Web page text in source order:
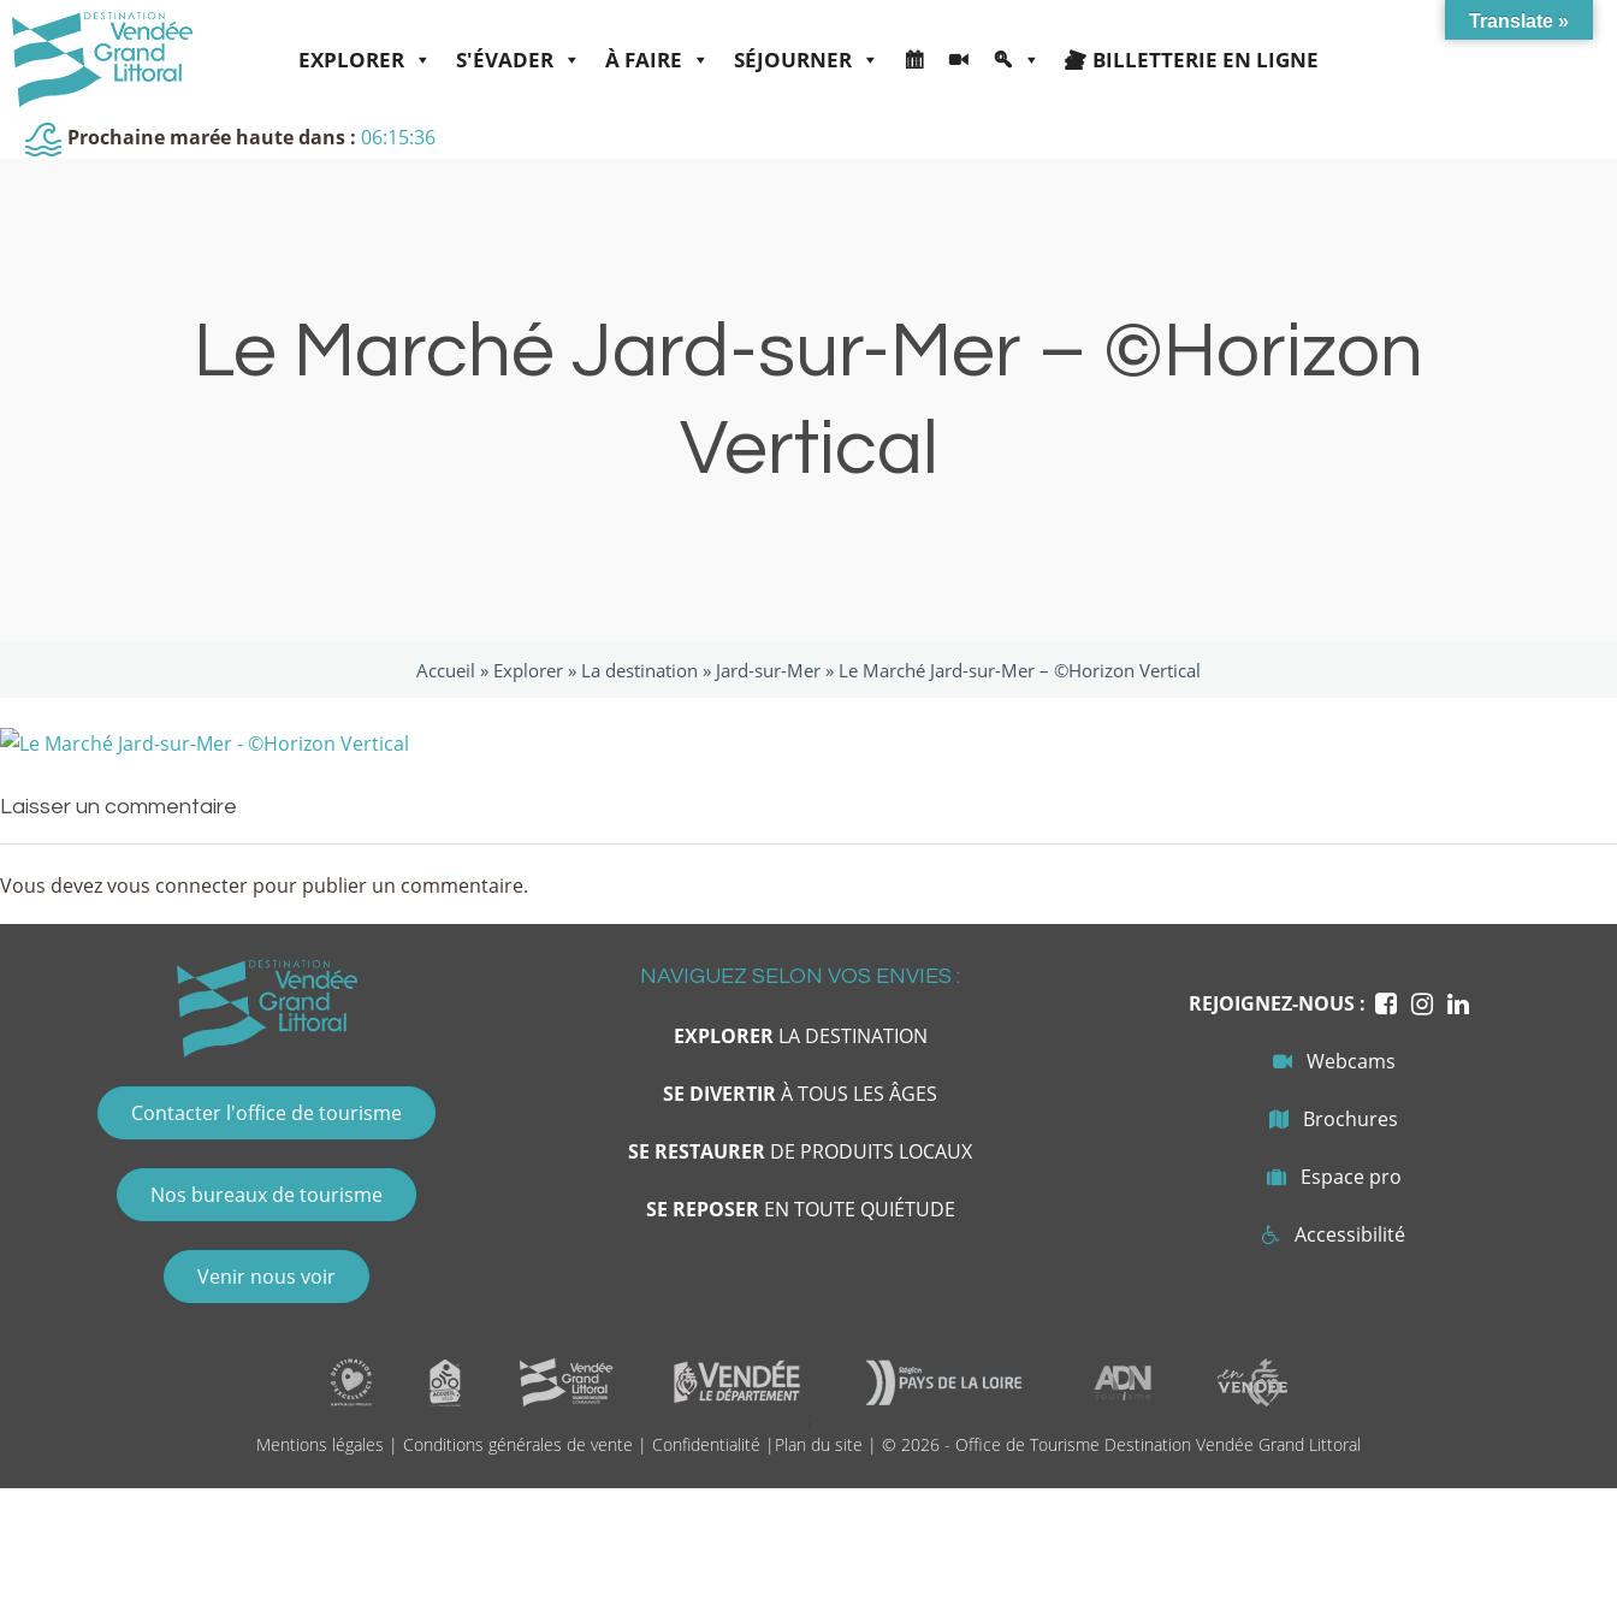
EXPLORER S'ÉVADER À FAIRE SÉJOURNER BILLETTERIE EN LIGNE
Prochaine marée haute dans : 06:15:36
Le Marché Jard-sur-Mer – ©Horizon
Vertical
Accueil » Explorer » La destination » Jard-sur-Mer » Le Marché Jard-sur-Mer – ©Horizon Vertical
Laisser un commentaire
Vous devezvous connecter pour publier un commentaire.
Contacter l'office de tourisme
Nos bureaux de tourisme
Venir nous voir
NAVIGUEZ SELON VOS ENVIES :
EXPLORERLA DESTINATION
SE DIVERTIRÀ TOUS LES ÂGES
SE RESTAURER DE PRODUITS LOCAUX
SE REPOSEREN TOUTE QUIÉTUDE
REJOIGNEZ-NOUS :
Webcams
Brochures
Espace pro
Accessibilité
Mentions légales | Conditions générales de vente | Confidentialité | Plan du site | © 2026 - Office de Tourisme Destination Vendée Grand Littoral
Translate »